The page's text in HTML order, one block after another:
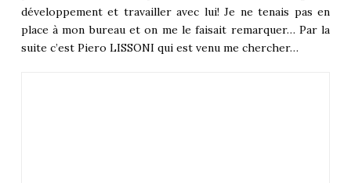
développement et travailler avec lui! Je ne tenais pas en
place à mon bureau et on me le faisait remarquer… Par la
suite c’est Piero LISSONI qui est venu me chercher…